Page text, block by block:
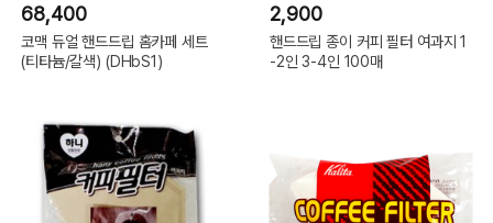
68,400
코맥 듀얼 핸드드립 홈카페 세트
(티타늄/갈색) (DHbS1)
2,900
핸드드립 종이 커피 필터 여과지 1
-2인 3-4인 100매